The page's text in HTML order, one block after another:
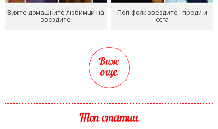
Вижте домашните любимци на
звездите
Поп-фолк звездите - преди и
сега
Виж
още
Топ статии